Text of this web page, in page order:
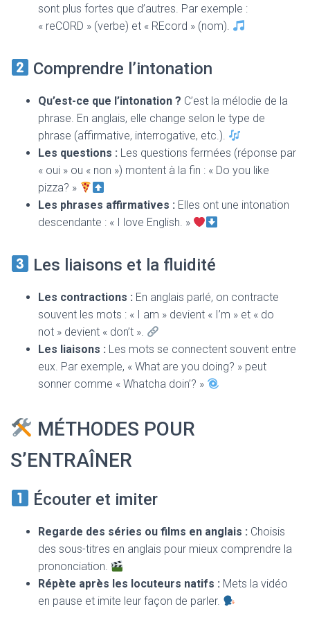
sont plus fortes que d’autres. Par exemple :
« reCORD » (verbe) et « REcord » (nom).
Comprendre l’intonation
Qu’est-ce que l’intonation ? C’est la mélodie de la
phrase. En anglais, elle change selon le type de
phrase (affirmative, interrogative, etc.).
Les questions : Les questions fermées (réponse par
« oui » ou « non ») montent à la fin : « Do you like
pizza? »
Les phrases affirmatives : Elles ont une intonation
descendante : « I love English. »
Les liaisons et la fluidité
Les contractions : En anglais parlé, on contracte
souvent les mots : « I am » devient « I’m » et « do
not » devient « don’t ».
Les liaisons : Les mots se connectent souvent entre
eux. Par exemple, « What are you doing? » peut
sonner comme « Whatcha doin’? »
MÉTHODES POUR
S’ENTRAÎNER
Écouter et imiter
Regarde des séries ou films en anglais : Choisis
des sous-titres en anglais pour mieux comprendre la
prononciation.
Répète après les locuteurs natifs : Mets la vidéo
en pause et imite leur façon de parler.